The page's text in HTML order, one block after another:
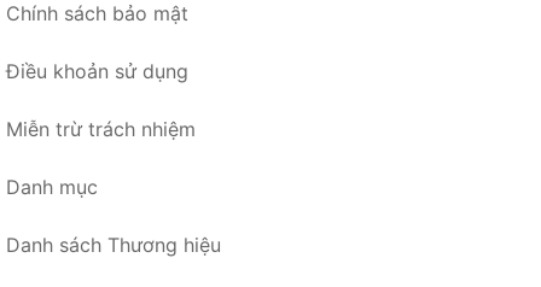
Chính sách bảo mật
Điều khoản sử dụng
Miễn trừ trách nhiệm
Danh mục
Danh sách Thương hiệu